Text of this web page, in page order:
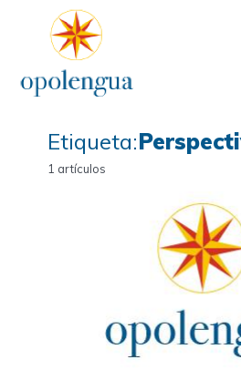
Etiqueta:
1 artículos